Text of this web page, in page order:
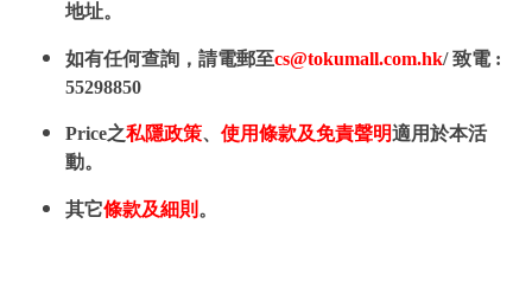
地址。
如有任何查詢，請電郵至cs@tokumall.com.hk/ 致電 :
55298850
Price之私隱政策、 使用條款及免責聲明適用於本活
動。
其它條款及細則 。